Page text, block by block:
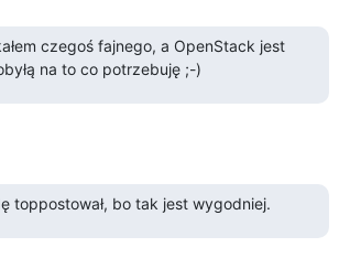
czegoś fajnego, a OpenStack jest
na to co potrzebuję ;-)
toppostował, bo tak jest wygodniej.